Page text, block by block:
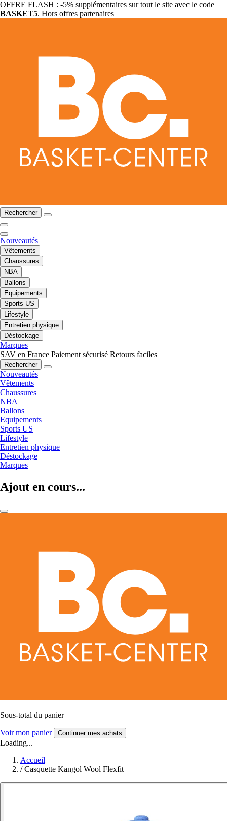
OFFRE FLASH : -5% supplémentaires sur tout le site avec le code
BASKET5. Hors offres partenaires
Rechercher
Nouveautés
Vêtements
Chaussures
NBA
Ballons
Equipements
Sports US
Lifestyle
Entretien physique
Déstockage
Marques
SAV en France Paiement sécurisé Retours faciles
Rechercher
Nouveautés
Vêtements
Chaussures
NBA
Ballons
Equipements
Sports US
Lifestyle
Entretien physique
Déstockage
Marques
Ajout en cours...
Sous-total du panier
Voir mon panier Continuer mes achats
Loading...
Accueil
/ Casquette Kangol Wool Flexfit